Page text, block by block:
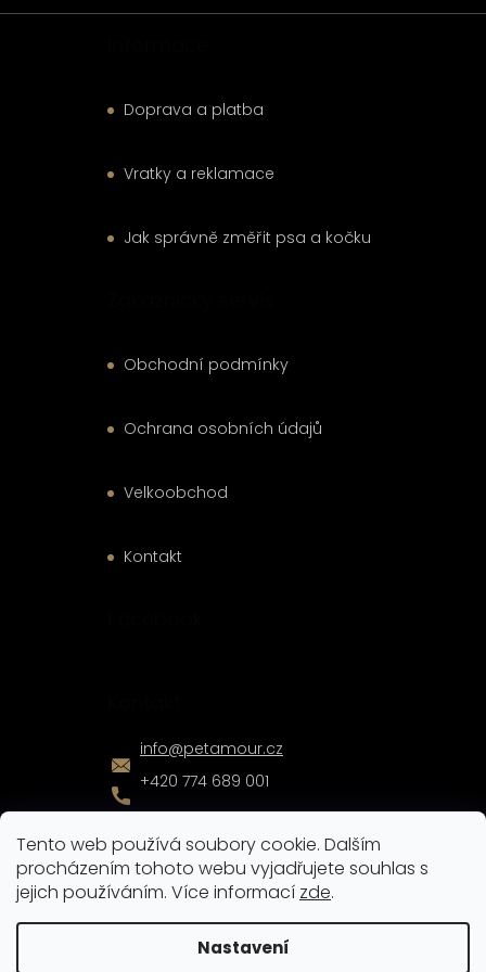
Tento web používá soubory cookie. Dalším
procházením tohoto webu vyjadřujete souhlas s
jejich používáním. Více informací zde.
Nastavení
Doprava a platba
Vratky a reklamace
Jak správně změřit psa a kočku
Obchodní podmínky
Ochrana osobních údajů
Velkoobchod
Kontakt
info@petamour.cz
+420 774 689 001
Nakódoval